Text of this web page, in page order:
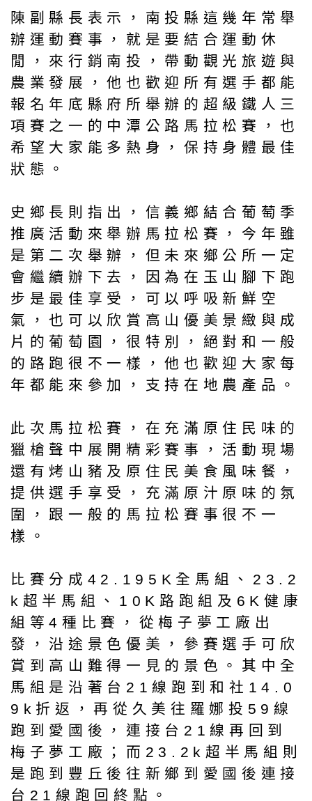
陳副縣長表示，南投縣這幾年常舉
辦運動賽事，就是要結合運動休
閒，來行銷南投，帶動觀光旅遊與
農業發展，他也歡迎所有選手都能
報名年底縣府所舉辦的超級鐵人三
項賽之一的中潭公路馬拉松賽，也
希望大家能多熱身，保持身體最佳
狀態。
史鄉長則指出，信義鄉結合葡萄季
推廣活動來舉辦馬拉松賽，今年雖
是第二次舉辦，但未來鄉公所一定
會繼續辦下去，因為在玉山腳下跑
步是最佳享受，可以呼吸新鮮空
氣，也可以欣賞高山優美景緻與成
片的葡萄園，很特別，絕對和一般
的路跑很不一樣，他也歡迎大家每
年都能來參加，支持在地農產品。
此次馬拉松賽，在充滿原住民味的
獵槍聲中展開精彩賽事，活動現場
還有烤山豬及原住民美食風味餐，
提供選手享受，充滿原汁原味的氛
圍，跟一般的馬拉松賽事很不一
樣。
比賽分成42.195K全馬組、23.2
k超半馬組、10K路跑組及6K健康
組等4種比賽，從梅子夢工廠出
發，沿途景色優美，參賽選手可欣
賞到高山難得一見的景色。其中全
馬組是沿著台21線跑到和社14.0
9k折返，再從久美往羅娜投59線
跑到愛國後，連接台21線再回到
梅子夢工廠；而23.2k超半馬組則
是跑到豐丘後往新鄉到愛國後連接
台21線跑回終點。